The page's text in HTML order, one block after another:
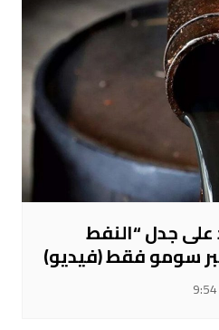
على جدل “النفط
سومو فقط (فيديو)